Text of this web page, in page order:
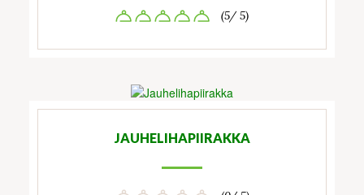
(5/ 5)
JAUHELIHAPIIRAKKA